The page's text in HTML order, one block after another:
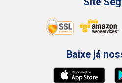
Baixe já